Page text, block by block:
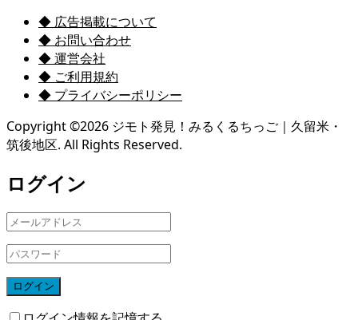
◆ 広告掲載について
◆ お問い合わせ
◆ 運営会社
◆ ご利用規約
◆ プライバシーポリシー
Copyright ©2026 ジモト発見！みるくるちっご｜久留米・
筑後地区. All Rights Reserved.
ログイン
ログイン